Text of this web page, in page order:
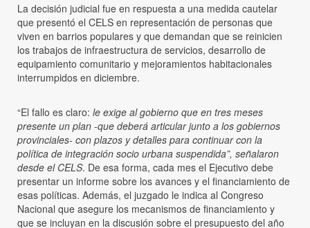
La decisión judicial fue en respuesta a una medida cautelar
que presentó el CELS en representación de personas que
viven en barrios populares y que demandan que se reinicien
los trabajos de infraestructura de servicios, desarrollo de
equipamiento comunitario y mejoramientos habitacionales
interrumpidos en diciembre.
“El fallo es claro: le exige al gobierno que en tres meses
presente un plan -que deberá articular junto a los gobiernos
provinciales- con plazos y detalles para continuar con la
política de integración socio urbana suspendida”, señalaron
desde el CELS. De esa forma, cada mes el Ejecutivo debe
presentar un informe sobre los avances y el financiamiento de
esas políticas. Además, el juzgado le indica al Congreso
Nacional que asegure los mecanismos de financiamiento y
que se incluyan en la discusión sobre el presupuesto del año